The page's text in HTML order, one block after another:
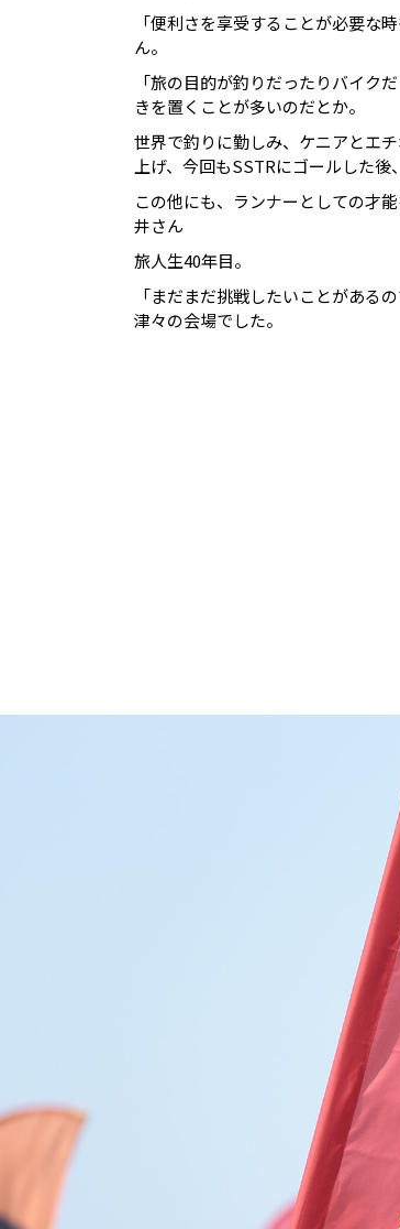
「便利さを享受することが必要な
ん。
「旅の目的が釣りだったりバイク
きを置くことが多いのだとか。
世界で釣りに勤しみ、ケニアとエ
上げ、今回もSSTRにゴールした
この他にも、ランナーとしての才
井さん
旅人生40年目。
「まだまだ挑戦したいことがある
津々の会場でした。